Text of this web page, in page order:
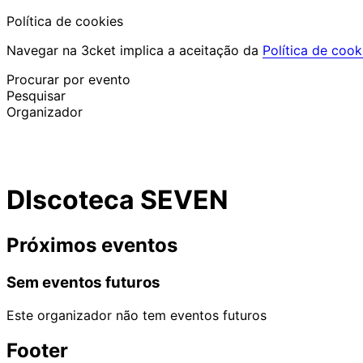
Política de cookies
Navegar na 3cket implica a aceitação da Política de
Procurar por evento
Pesquisar
Organizador
Ajuda ao participante Perdi o meu bilhete
DIscoteca SEVEN
Próximos eventos
Sem eventos futuros
Este organizador não tem eventos futuros
Footer